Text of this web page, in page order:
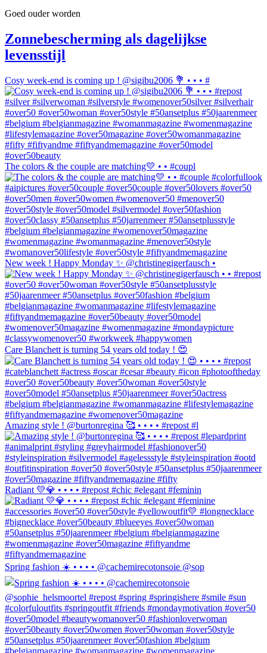
Goed ouder worden
Zonnebescherming als dagelijkse
levensstijl
Cosy week-end is coming up ! @sigibu2006 💐 • • • #
The colors & the couple are matching💛 • • #coupl
New week ! Happy Monday ✨ @christinegigerfausch •
Care Blanchett is turning 54 years old today ! 😍
Amazing style ! @burtonregina 🥰 • • • • #repost #l
Radiant 💛💎 • • • • #repost #chic #elegant #feminin
Spring fashion ☀️ • • • • @cachemirecotonsoie @sop